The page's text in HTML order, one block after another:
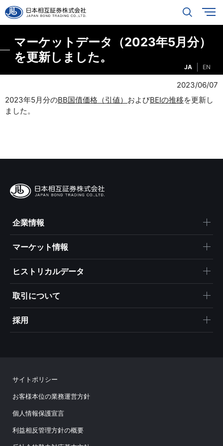
マーケットデータ（2023年5月分）
を更新しました。
2023/06/07
JA EN
2023年5月分のBB国債価格（引値） およびBEIの推移を更新し
ました。
企業情報
マーケット情報
ヒストリカルデータ
取引について
採用
サイトポリシー
お客様本位の業務運営方針
個人情報保護宣言
利益相反管理方針の概要